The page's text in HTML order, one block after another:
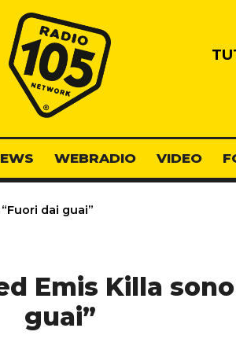
Radio 105
WEBRADIO VIDEO
dai guai”
Emis Killa
guai”